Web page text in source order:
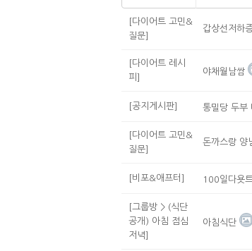
[다이어트 고민&
질문]
갑상선저하
[다이어트 레시
피]
야채월남쌈
[공지게시판] 통밀당 두부
[다이어트 고민&
질문]
돈까스랑 양
[비포&애프터] 100일다욧
[그룹방 > (식단
공개) 아침 점심
저녁]
아침식단